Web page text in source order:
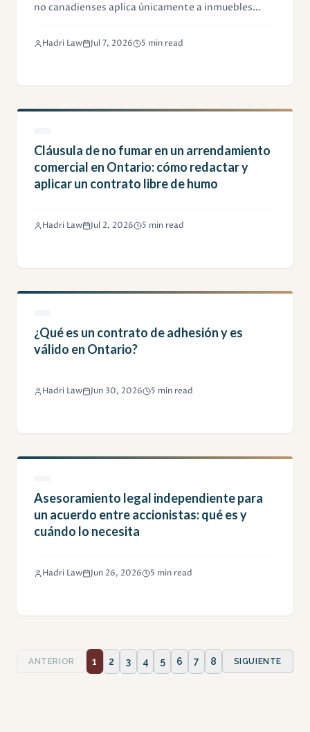
no canadienses aplica únicamente a inmuebles
explica qué reglas aplican, cómo estructurar la
Hadri Law Jul 7, 2026 5 min read
Cláusula de no fumar en un arrendamiento
comercial en Ontario: cómo redactar y
aplicar un contrato libre de humo
Hadri Law Jul 2, 2026 5 min read
¿Qué es un contrato de adhesión y es
válido en Ontario?
Hadri Law Jun 30, 2026 5 min read
Asesoramiento legal independiente para
un acuerdo entre accionistas: qué es y
cuándo lo necesita
Hadri Law Jun 26, 2026 5 min read
ANTERIOR 1 2 3 4 5 6 7 8 SIGUIENTE